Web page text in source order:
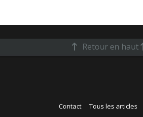
Retour en haut
Contact Tous les articles